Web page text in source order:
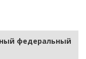
федеральный